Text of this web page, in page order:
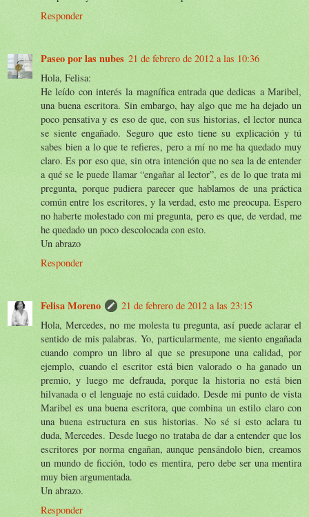
Responder
Paseo por las nubes 21 de febrero de 2012 a las 10:36
Hola, Felisa:
He leído con interés la magnífica entrada que dedicas a Maribel,
una buena escritora. Sin embargo, hay algo que me ha dejado un
poco pensativa y es eso de que, con sus historias, el lector nunca
se siente engañado. Seguro que esto tiene su explicación y tú
sabes bien a lo que te refieres, pero a mí no me ha quedado muy
claro. Es por eso que, sin otra intención que no sea la de entender
a qué se le puede llamar “engañar al lector”, es de lo que trata mi
pregunta, porque pudiera parecer que hablamos de una práctica
común entre los escritores, y la verdad, esto me preocupa. Espero
no haberte molestado con mi pregunta, pero es que, de verdad, me
he quedado un poco descolocada con esto.
Un abrazo
Responder
Felisa Moreno
21 de febrero de 2012 a las 23:15
Hola, Mercedes, no me molesta tu pregunta, así puede aclarar el
sentido de mis palabras. Yo, particularmente, me siento engañada
cuando compro un libro al que se presupone una calidad, por
ejemplo, cuando el escritor está bien valorado o ha ganado un
premio, y luego me defrauda, porque la historia no está bien
hilvanada o el lenguaje no está cuidado. Desde mi punto de vista
Maribel es una buena escritora, que combina un estilo claro con
una buena estructura en sus historias. No sé si esto aclara tu
duda, Mercedes. Desde luego no trataba de dar a entender que los
escritores por norma engañan, aunque pensándolo bien, creamos
un mundo de ficción, todo es mentira, pero debe ser una mentira
muy bien argumentada.
Un abrazo.
Responder